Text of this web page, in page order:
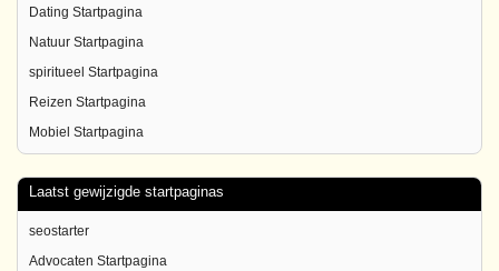
Dating Startpagina
Natuur Startpagina
spiritueel Startpagina
Reizen Startpagina
Mobiel Startpagina
Laatst gewijzigde startpaginas
seostarter
Advocaten Startpagina